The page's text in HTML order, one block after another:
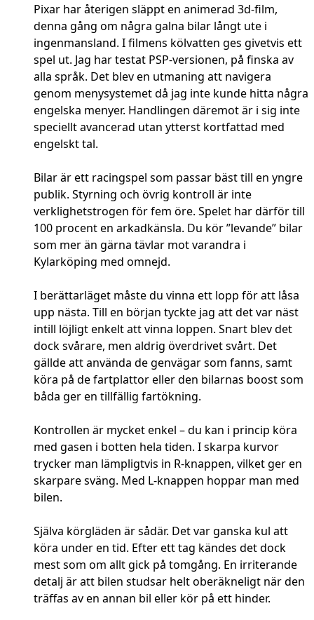
Pixar har återigen släppt en animerad 3d-film,
denna gång om några galna bilar långt ute i
ingenmansland. I filmens kölvatten ges givetvis ett
spel ut. Jag har testat PSP-versionen, på finska av
alla språk. Det blev en utmaning att navigera
genom menysystemet då jag inte kunde hitta några
engelska menyer. Handlingen däremot är i sig inte
speciellt avancerad utan ytterst kortfattad med
engelskt tal.
Bilar är ett racingspel som passar bäst till en yngre
publik. Styrning och övrig kontroll är inte
verklighetstrogen för fem öre. Spelet har därför till
100 procent en arkadkänsla. Du kör ”levande” bilar
som mer än gärna tävlar mot varandra i
Kylarköping med omnejd.
I berättarläget måste du vinna ett lopp för att låsa
upp nästa. Till en början tyckte jag att det var näst
intill löjligt enkelt att vinna loppen. Snart blev det
dock svårare, men aldrig överdrivet svårt. Det
gällde att använda de genvägar som fanns, samt
köra på de fartplattor eller den bilarnas boost som
båda ger en tillfällig fartökning.
Kontrollen är mycket enkel – du kan i princip köra
med gasen i botten hela tiden. I skarpa kurvor
trycker man lämpligtvis in R-knappen, vilket ger en
skarpare sväng. Med L-knappen hoppar man med
bilen.
Själva körgläden är sådär. Det var ganska kul att
köra under en tid. Efter ett tag kändes det dock
mest som om allt gick på tomgång. En irriterande
detalj är att bilen studsar helt oberäkneligt när den
träffas av en annan bil eller kör på ett hinder.